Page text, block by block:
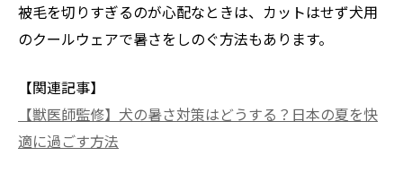
被毛を切りすぎるのが心配なときは、カットはせず犬用
のクールウェアで暑さをしのぐ方法もあります。
【関連記事】
【獣医師監修】犬の暑さ対策はどうする？日本の夏を快
適に過ごす方法